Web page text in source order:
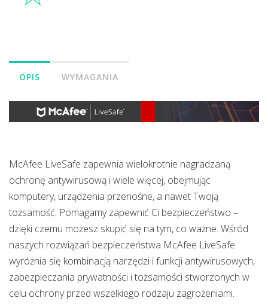
OPIS WYMAGANIA
McAfee LiveSafe zapewnia wielokrotnie nagradzaną
ochronę antywirusową i wiele więcej, obejmując
komputery, urządzenia przenośne, a nawet Twoją
tożsamość. Pomagamy zapewnić Ci bezpieczeństwo –
dzięki czemu możesz skupić się na tym, co ważne. Wśród
naszych rozwiązań bezpieczeństwa McAfee LiveSafe
wyróżnia się kombinacją narzędzi i funkcji antywirusowych,
zabezpieczania prywatności i tożsamości stworzonych w
celu ochrony przed wszelkiego rodzaju zagrożeniami.